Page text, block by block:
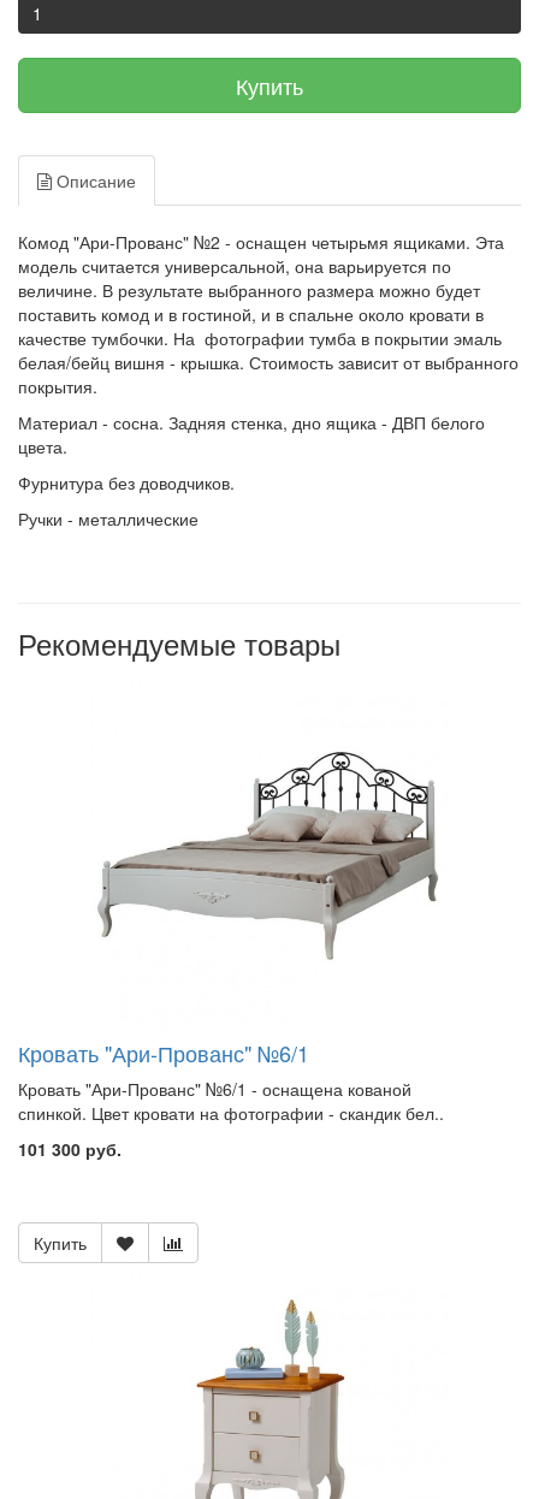
Купить
Описание
Комод "Ари-Прованс" №2 - оснащен четырьмя ящиками. Эта
модель считается универсальной, она варьируется по
величине. В результате выбранного размера можно будет
поставить комод и в гостиной, и в спальне около кровати в
качестве тумбочки. На фотографии тумба в покрытии эмаль
белая/бейц вишня - крышка. Стоимость зависит от выбранного
покрытия.
Материал - сосна. Задняя стенка, дно ящика - ДВП белого
цвета.
Фурнитура без доводчиков.
Ручки - металлические
Рекомендуемые товары
Кровать "Ари-Прованс" №6/1
Кровать "Ари-Прованс" №6/1 - оснащена кованой
спинкой. Цвет кровати на фотографии - скандик бел..
101 300 руб.
Купить